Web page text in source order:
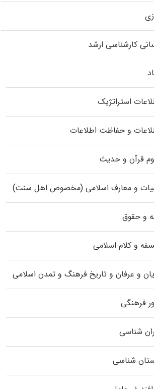
کارشناسی ارشد
استراتژیک
و حفاظت اطلاعات
قرآن و حدیث
و معارف اسلامی (مخصوص اهل سنت)
و حقوق
و کلام اسلامی
و عرفان و تاریخ فرهنگ و تمدن اسلامی
فرهنگی
شناسی
شناسی